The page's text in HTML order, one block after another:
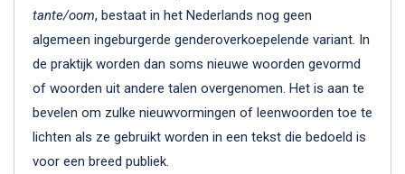
tante/oom, bestaat in het Nederlands nog geen
algemeen ingeburgerde genderoverkoepelende variant. In
de praktijk worden dan soms nieuwe woorden gevormd
of woorden uit andere talen overgenomen. Het is aan te
bevelen om zulke nieuwvormingen of leenwoorden toe te
lichten als ze gebruikt worden in een tekst die bedoeld is
voor een breed publiek.